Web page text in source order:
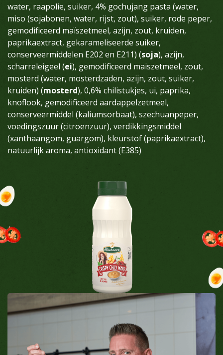
water, raapolie, suiker, 4% gochujang pasta (water,
miso (sojabonen, water, rijst, zout), suiker, rode peper,
gemodificeerd maïszetmeel, azijn, zout, kruiden,
paprikaextract, gekarameliseerde suiker,
conserveermiddelen E202 en E211) (soja), azijn,
scharreleigeel (ei), gemodificeerd maiszetmeel, zout,
mosterd (water, mosterdzaden, azijn, zout, suiker,
kruiden) (mosterd), 0,6% chilistukjes, ui, paprika,
knoflook, gemodificeerd aardappelzetmeel,
conserveermiddel (kaliumsorbaat), szechuanpeper,
voedingszuur (citroenzuur), verdikkingsmiddel
(xanthaangom, guargom), kleurstof (paprikaextract),
natuurlijk aroma, antioxidant (E385)